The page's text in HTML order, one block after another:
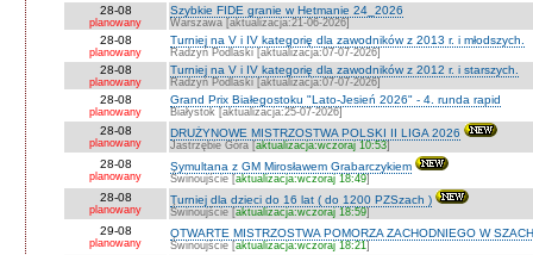
28-08
planowany
Szybkie FIDE granie w Hetmanie 24_2026
Warszawa [aktualizacja:21-06-2026]
28-08
planowany
Turniej na V i IV kategorię dla zawodników z 2013 r. i młodszych.
Radzyń Podlaski [aktualizacja:07-07-2026]
28-08
planowany
Turniej na V i IV kategorię dla zawodników z 2012 r. i starszych.
Radzyń Podlaski [aktualizacja:07-07-2026]
28-08
planowany
Grand Prix Białegostoku "Lato-Jesień 2026" - 4. runda rapid
Białystok [aktualizacja:25-07-2026]
28-08
planowany
DRUŻYNOWE MISTRZOSTWA POLSKI II LIGA 2026
Jastrzębie Góra [aktualizacja:wczoraj 10:53]
28-08
planowany
Symultana z GM Mirosławem Grabarczykiem
Świnoujście [aktualizacja:wczoraj 18:49]
28-08
planowany
Turniej dla dzieci do 16 lat ( do 1200 PZSzach )
Świnoujście [aktualizacja:wczoraj 18:59]
29-08
planowany
OTWARTE MISTRZOSTWA POMORZA ZACHODNIEGO W
Świnoujście [aktualizacja:wczoraj 18:21]